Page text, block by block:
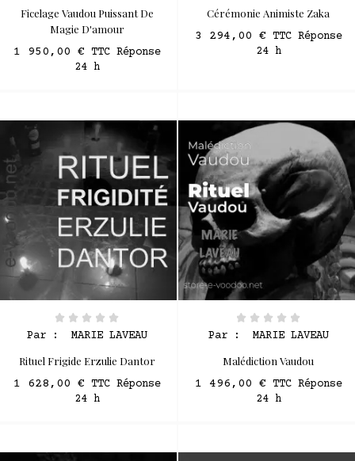
Ficelage Vaudou Puissant De
Magie D'amour
1 950,00 € TTC Réponse
24 h
Cérémonie Animiste Zaka
3 294,00 € TTC Réponse
24 h
Par : MARIE LAVEAU
Rituel Frigide Erzulie Dantor
1 628,00 € TTC Réponse
24 h
Par : MARIE LAVEAU
Malédiction Vaudou
1 496,00 € TTC Réponse
24 h